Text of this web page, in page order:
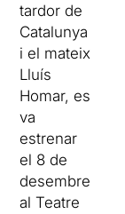
tardor de
Catalunya
i el mateix
Lluís
Homar, es
va
estrenar
el 8 de
desembre
al Teatre